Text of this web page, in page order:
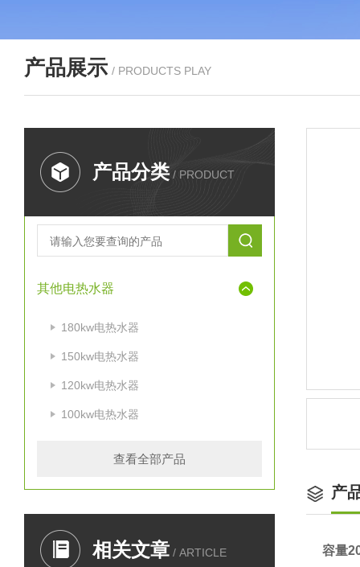
产品展示 / PRODUCTS PLAY
产品分类 / PRODUCT
其他电热水器
180kw电热水器
150kw电热水器
120kw电热水器
100kw电热水器
查看全部产品
相关文章 / ARTICLE
产
容量